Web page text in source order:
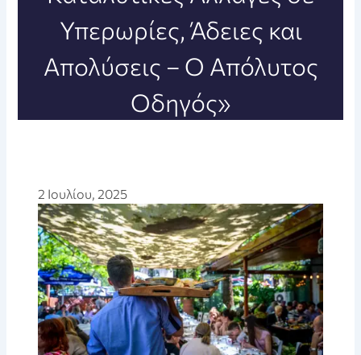
Υπερωρίες, Άδειες και
Απολύσεις – Ο Απόλυτος
Οδηγός»
2 Ιουλίου, 2025